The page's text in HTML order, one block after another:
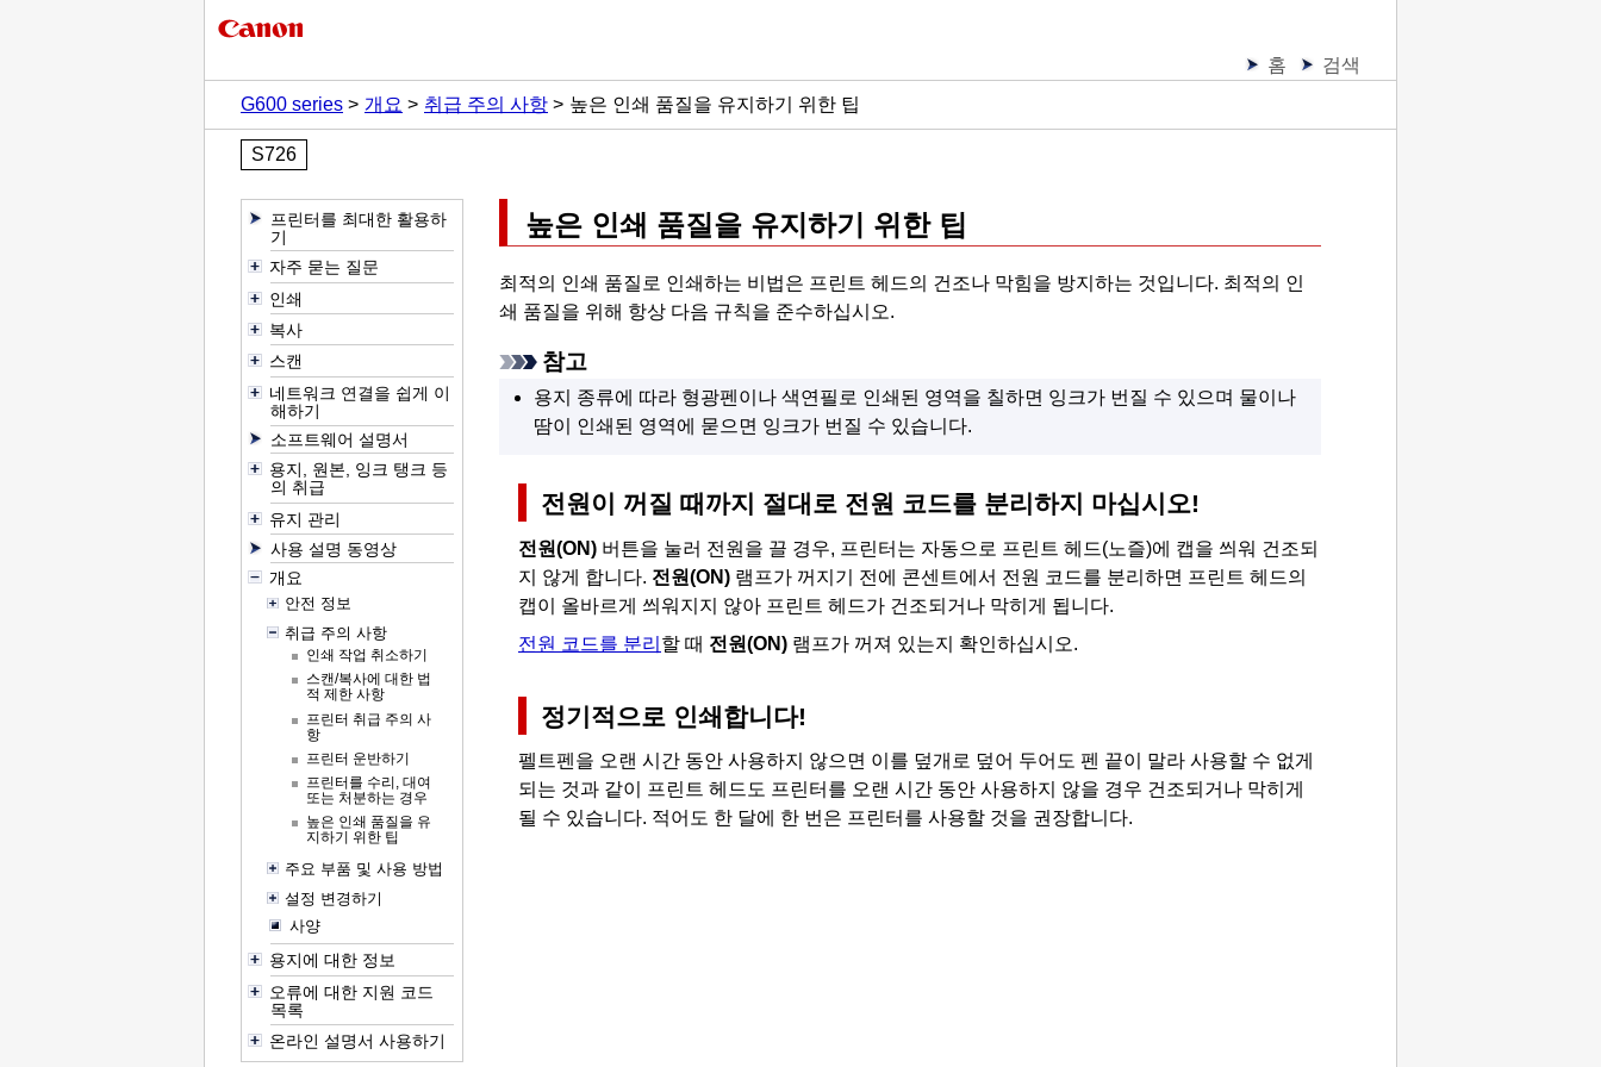
홈
검색
G600 series
개요 취급 주의 사항 높은 인쇄 품질을 유지하기 위한 팁
S726
프린터를 최대한 활용하
기
자주 묻는 질문
인쇄
복사
스캔
네트워크 연결을 쉽게 이
해하기
소프트웨어 설명서
용지, 원본, 잉크 탱크 등
의 취급
유지 관리
사용 설명 동영상
개요
안전 정보
취급 주의 사항
인쇄 작업 취소하기
스캔/복사에 대한 법
적 제한 사항
프린터 취급 주의 사
항
프린터 운반하기
프린터를 수리, 대여
또는 처분하는 경우
높은 인쇄 품질을 유
지하기 위한 팁
주요 부품 및 사용 방법
설정 변경하기
사양
용지에 대한 정보
오류에 대한 지원 코드
목록
온라인 설명서 사용하기
높은 인쇄 품질을 유지하기 위한 팁
최적의 인쇄 품질로 인쇄하는 비법은 프린트 헤드의 건조나 막힘을 방지하는 것입니다. 최적의 인
쇄 품질을 위해 항상 다음 규칙을 준수하십시오.
참고
용지 종류에 따라 형광펜이나 색연필로 인쇄된 영역을 칠하면 잉크가 번질 수 있으며 물이나
땀이 인쇄된 영역에 묻으면 잉크가 번질 수 있습니다.
전원이 꺼질 때까지 절대로 전원 코드를 분리하지 마십시오!
전원(ON) 버튼을 눌러 전원을 끌 경우, 프린터 는 자동으로 프린트 헤드(노즐)에 캡을 씌워 건조되
지 않게 합니다. 전원(ON) 램프가 꺼지기 전에 콘센트에서 전원 코드를 분리하면 프린트 헤드의
캡이 올바르게 씌워지지 않아 프린트 헤드가 건조되거나 막히게 됩니다.
전원 코드를 분리 할 때 전원(ON) 램프가 꺼져 있는지 확인하십시오.
정기적으로 인쇄합니다!
펠트펜을 오랜 시간 동안 사용하지 않으면 이를 덮개로 덮어 두어도 펜 끝이 말라 사용할 수 없게
되는 것과 같이
프린트 헤드 도 프린터 를 오랜 시간 동안 사용하지 않을 경우 건조되거나 막히게
될 수 있습니다. 적어도 한 달에 한 번은 프린터 를 사용할 것을 권장합니다.